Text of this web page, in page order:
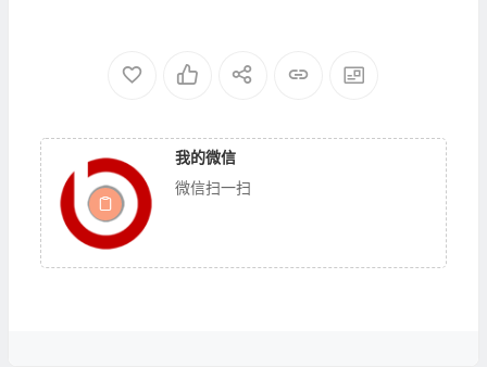
我的微信
微信扫一扫